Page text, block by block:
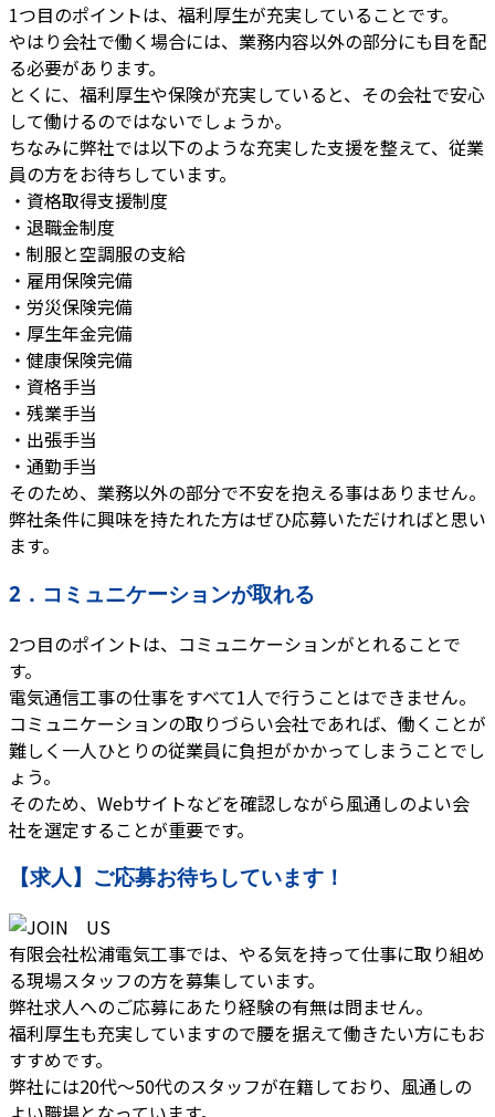
1つ目のポイントは、福利厚生が充実していることです。
やはり会社で働く場合には、業務内容以外の部分にも目を配
る必要があります。
とくに、福利厚生や保険が充実していると、その会社で安心
して働けるのではないでしょうか。
ちなみに弊社では以下のような充実した支援を整えて、従業
員の方をお待ちしています。
・資格取得支援制度
・退職金制度
・制服と空調服の支給
・雇用保険完備
・労災保険完備
・厚生年金完備
・健康保険完備
・資格手当
・残業手当
・出張手当
・通勤手当
そのため、業務以外の部分で不安を抱える事はありません。
弊社条件に興味を持たれた方はぜひ応募いただければと思い
ます。
2．コミュニケーションが取れる
2つ目のポイントは、コミュニケーションがとれることで
す。
電気通信工事の仕事をすべて1人で行うことはできません。
コミュニケーションの取りづらい会社であれば、働くことが
難しく一人ひとりの従業員に負担がかかってしまうことでし
ょう。
そのため、Webサイトなどを確認しながら風通しのよい会
社を選定することが重要です。
【求人】ご応募お待ちしています！
有限会社松浦電気工事では、やる気を持って仕事に取り組め
る現場スタッフの方を募集しています。
弊社求人へのご応募にあたり経験の有無は問ません。
福利厚生も充実していますので腰を据えて働きたい方にもお
すすめです。
弊社には20代〜50代のスタッフが在籍しており、風通しの